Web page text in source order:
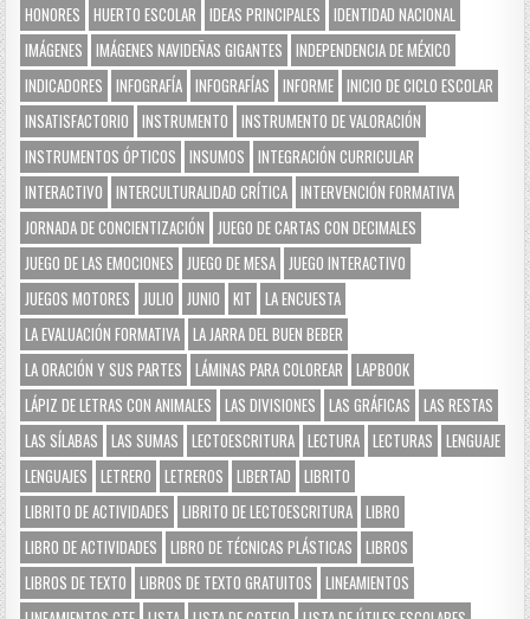
HONORES
HUERTO ESCOLAR IDEAS PRINCIPALES
IDENTIDAD NACIONAL
IMÁGENES
IMÁGENES NAVIDEÑAS GIGANTES
INDEPENDENCIA DE MÉXICO
INDICADORES
INFOGRAFÍA INFOGRAFÍAS INFORME INICIO DE CICLO ESCOLAR
INSATISFACTORIO
INSTRUMENTO
INSTRUMENTO DE VALORACIÓN
INSTRUMENTOS ÓPTICOS
INSUMOS
INTEGRACIÓN CURRICULAR
INTERACTIVO
INTERCULTURALIDAD CRÍTICA INTERVENCIÓN FORMATIVA
JORNADA DE CONCIENTIZACIÓN
JUEGO DE CARTAS CON DECIMALES
JUEGO DE LAS EMOCIONES
JUEGO DE MESA JUEGO INTERACTIVO
JUEGOS MOTORES
JULIO JUNIO KIT
LA ENCUESTA
LA EVALUACIÓN FORMATIVA LA JARRA DEL BUEN BEBER
LA ORACIÓN Y SUS PARTES
LÁMINAS PARA COLOREAR
LAPBOOK
LÁPIZ DE LETRAS CON ANIMALES
LAS DIVISIONES LAS GRÁFICAS
LAS RESTAS
LAS SÍLABAS
LAS SUMAS LECTOESCRITURA LECTURA LECTURAS
LENGUAJE
LENGUAJES
LETRERO LETREROS LIBERTAD
LIBRITO
LIBRITO DE ACTIVIDADES
LIBRITO DE LECTOESCRITURA LIBRO
LIBRO DE ACTIVIDADES
LIBRO DE TÉCNICAS PLÁSTICAS
LIBROS
LIBROS DE TEXTO
LIBROS DE TEXTO GRATUITOS
LINEAMIENTOS